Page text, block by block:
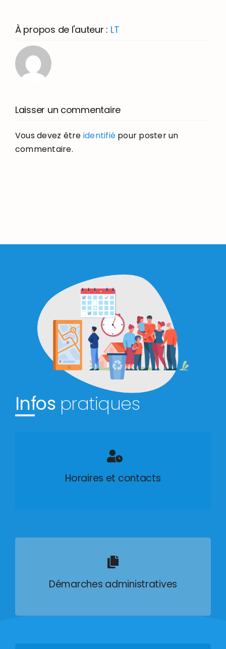
À propos de l'auteur : LT
Laisser un commentaire
Vous devez être identifié pour poster un
commentaire.
Infos pratiques
Horaires et contacts
Démarches administratives